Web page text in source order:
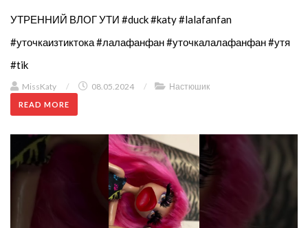
УТРЕННИЙ ВЛОГ УТИ #duck #katy #lalafanfan
#уточкаизтиктока #лалафанфан #уточкалалафанфан #утя
#tik
MissKaty / 08.05.2024 / Настюшик
READ MORE